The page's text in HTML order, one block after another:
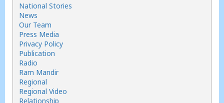
National Stories
News
Our Team
Press Media
Privacy Policy
Publication
Radio
Ram Mandir
Regional
Regional Video
Relationship